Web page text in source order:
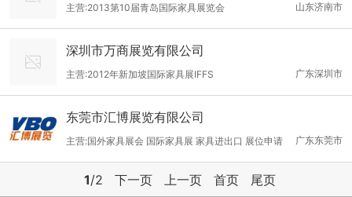
山东济南市
主营:2013第10届青岛国际家具展览会
深圳市万商展览有限公司
广东深圳市
主营:2012年新加坡国际家具展IFFS
东莞市汇博展览有限公司
广东东莞市
主营:国外家具展会 国际家具展 家具进出口 展位申请
1/2 下一页 上一页 首页 尾页